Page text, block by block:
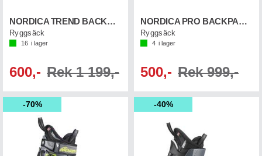
NORDICA TREND BACKBAG Svart/Röd
Ryggsäck
16 i lager
600,- Rek 1 199,-
NORDICA PRO BACKPACK Svart/Röd
Ryggsäck
4 i lager
500,- Rek 999,-
70% 40%